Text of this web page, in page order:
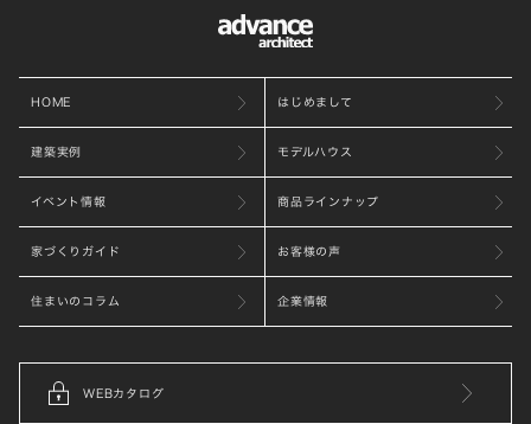
HOME はじめまして
建築実例 モデルハウス
イベント情報 商品ラインナップ
家づくりガイド お客様の声
住まいのコラム 企業情報
WEBカタログ